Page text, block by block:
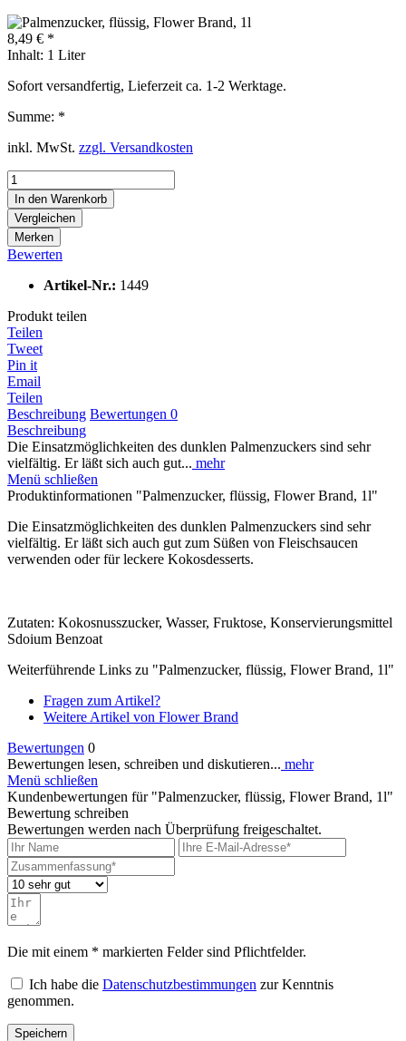
8,49 € *
Inhalt: 1 Liter
Sofort versandfertig, Lieferzeit ca. 1-2 Werktage.
Summe: *
inkl. MwSt. zzgl. Versandkosten
In den Warenkorb
Vergleichen
Merken
Bewerten
Artikel-Nr.: 1449
Produkt teilen
Teilen
Tweet
Pin it
Email
Teilen
Beschreibung Bewertungen 0
Beschreibung
Die Einsatzmöglichkeiten des dunklen Palmenzuckers sind sehr
vielfältig. Er läßt sich auch gut... mehr
Menü schließen
Produktinformationen "Palmenzucker, flüssig, Flower Brand, 1l"
Die Einsatzmöglichkeiten des dunklen Palmenzuckers sind sehr
vielfältig. Er läßt sich auch gut zum Süßen von Fleischsaucen
verwenden oder für leckere Kokosdesserts.
Zutaten: Kokosnusszucker, Wasser, Fruktose, Konservierungsmittel
Sdoium Benzoat
Weiterführende Links zu "Palmenzucker, flüssig, Flower Brand, 1l"
Fragen zum Artikel?
Weitere Artikel von Flower Brand
Bewertungen 0
Bewertungen lesen, schreiben und diskutieren... mehr
Menü schließen
Kundenbewertungen für "Palmenzucker, flüssig, Flower Brand, 1l"
Bewertung schreiben
Bewertungen werden nach Überprüfung freigeschaltet.
Die mit einem * markierten Felder sind Pflichtfelder.
Ich habe die Datenschutzbestimmungen zur Kenntnis
genommen.
Speichern